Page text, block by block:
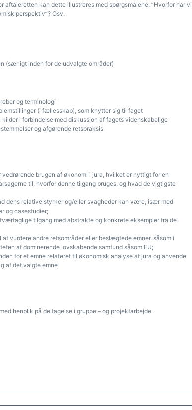
kan dette illustreres med spørgsmålene. ”Hvorfor har vi
perspektiv”? Osv.
(særligt inden for de udvalgte områder)
og terminologi
(i fællesskab), som knytter sig til faget
i forbindelse med diskussion af fagets videnskabelige
og afgørende retspraksis
brugen af ​​økonomi i jura, hvilket er nyttigt for en
til, hvorfor denne tilgang bruges, og hvad de vigtigste
dens relative styrker og/eller svagheder kan være, især med
og casestudier;
tilgang med abstrakte og konkrete eksempler fra de
vurdere andre retsområder eller beslægtede emner, såsom i
af ​​dominerende lovskabende samfund såsom EU;
for et emne relateret til økonomisk analyse af jura og anvende
af det valgte emne
henblik på deltagelse i gruppe – og projektarbejde.